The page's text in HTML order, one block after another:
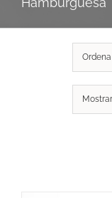
Mostrar